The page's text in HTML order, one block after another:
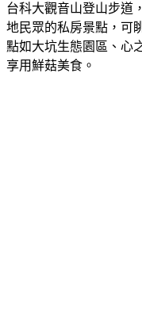
地民眾的私房景點，可
點如大坑生態園區、心
享用鮮菇美食。